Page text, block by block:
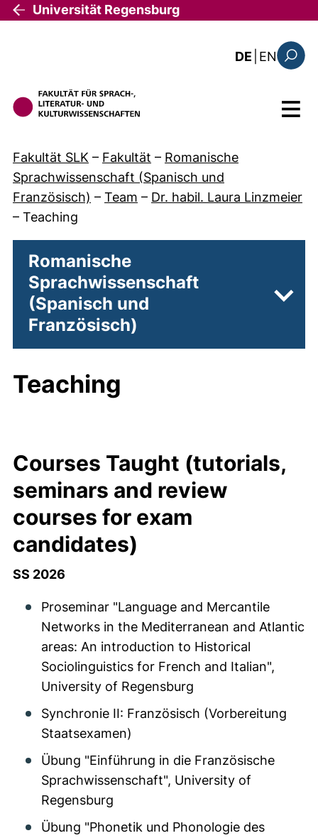
Direkt zum Inhalt
Universität Regensburg
DE EN: this
Menü
Fakultät SLK – Fakultät – Romanische
Sprachwissenschaft (Spanisch und
Französisch) – Team – Dr. habil. Laura Linzmeier
– Teaching
Romanische
Sprachwissenschaft
(Spanisch und
Französisch)
Teaching
Courses Taught (tutorials,
seminars and review
courses for exam
candidates)
SS 2026
Proseminar "Language and Mercantile
Networks in the Mediterranean and Atlantic
areas: An introduction to Historical
Sociolinguistics for French and Italian",
University of Regensburg
Synchronie II: Französisch (Vorbereitung
Staatsexamen)
Übung "Einführung in die Französische
Sprachwissenschaft", University of
Regensburg
Übung "Phonetik und Phonologie des